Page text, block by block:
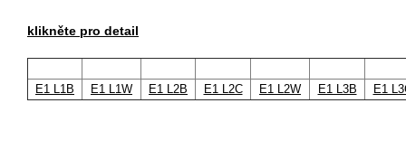
klikněte pro detail
E1 L1B E1 L1W E1 L2B E1 L2C E1 L2W E1 L3B E1